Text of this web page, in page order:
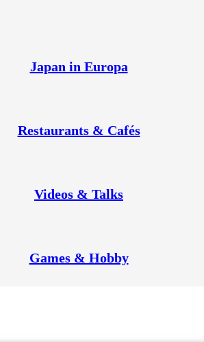
Japan in Europa
Restaurants & Cafés
Videos & Talks
Games & Hobby